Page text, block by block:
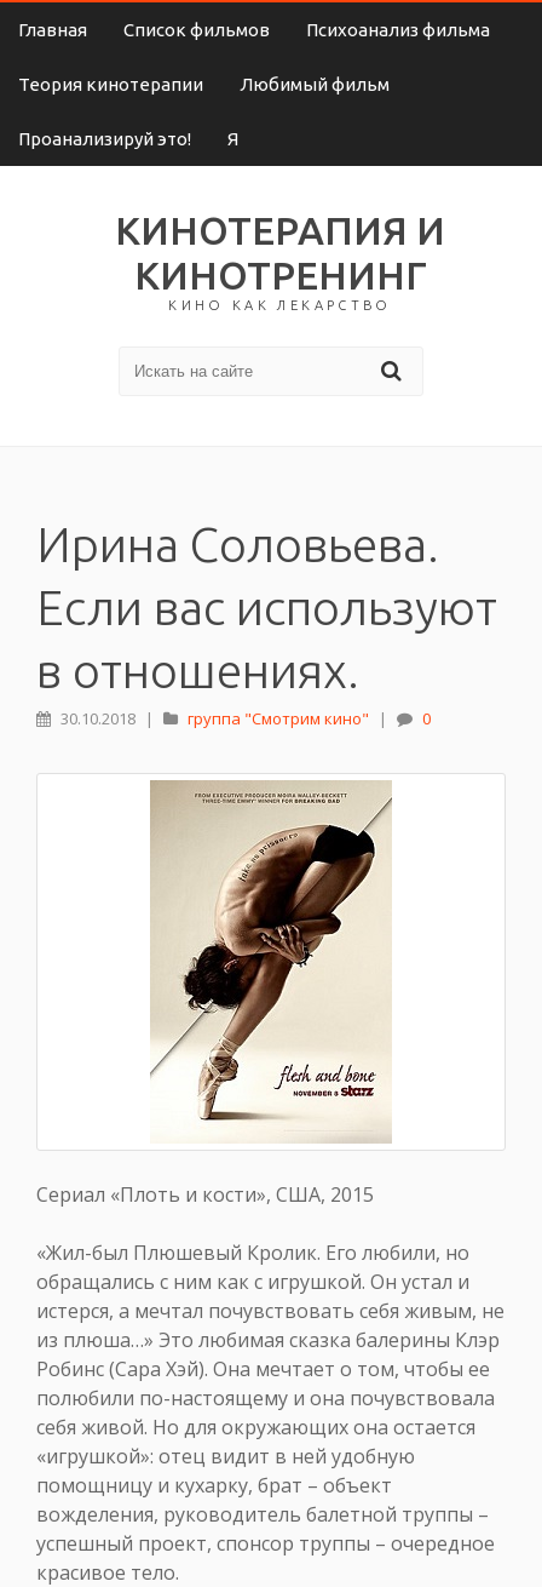
Главная Список фильмов Психоанализ фильма
Теория кинотерапии Любимый фильм
Проанализируй это! Я
КИНОТЕРАПИЯ И
КИНОТРЕНИНГ
КИНО КАК ЛЕКАРСТВО
Ирина Соловьева.
Если вас используют
в отношениях.
30.10.2018 | группа "Смотрим кино" | 0
Сериал «Плоть и кости», США, 2015
«Жил-был Плюшевый Кролик. Его любили, но
обращались с ним как с игрушкой. Он устал и
истерся, а мечтал почувствовать себя живым, не
из плюша…» Это любимая сказка балерины Клэр
Робинс (Сара Хэй). Она мечтает о том, чтобы ее
полюбили по-настоящему и она почувствовала
себя живой. Но для окружающих она остается
«игрушкой»: отец видит в ней удобную
помощницу и кухарку, брат – объект
вожделения, руководитель балетной труппы –
успешный проект, спонсор труппы – очередное
красивое тело.